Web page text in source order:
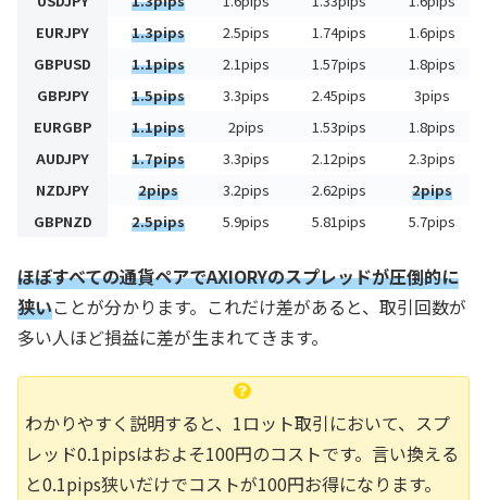
EURJPY
1.3pips 2.5pips 1.74pips
1.6pips
GBPUSD
1.1pips 2.1pips 1.57pips
1.8pips
GBPJPY
1.5pips 3.3pips 2.45pips
3pips
EURGBP
1.1pips 2pips 1.53pips
1.8pips
AUDJPY
1.7pips 3.3pips 2.12pips
2.3pips
NZDJPY
2pips 3.2pips 2.62pips
2pips
GBPNZD
2.5pips 5.9pips 5.81pips 5.7pips
ほぼすべての通貨ペアでAXIORYのスプレッドが圧倒的に
狭いことが分かります。これだけ差があると、取引回数が
多い人ほど損益に差が生まれてきます。
わかりやすく説明すると、1ロット取引において、スプ
レッド0.1pipsはおよそ100円のコストです。言い換える
と0.1pips狭いだけでコストが100円お得になります。